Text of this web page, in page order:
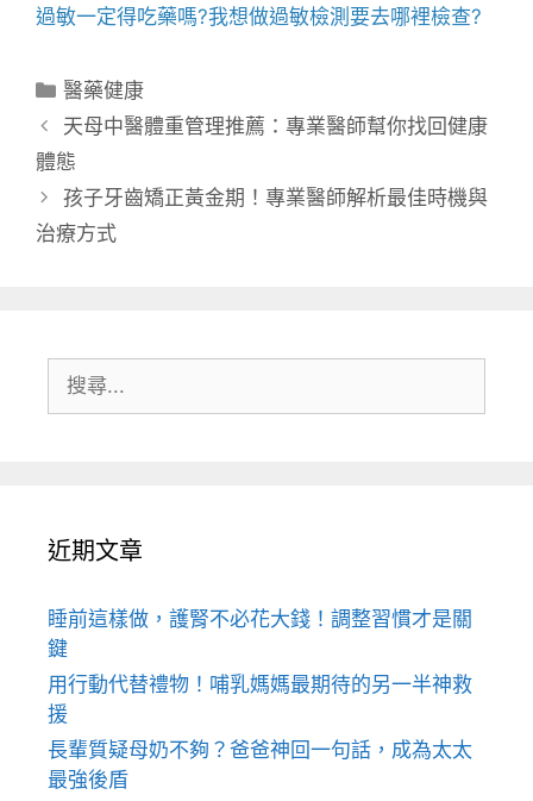
過敏一定得吃藥嗎?我想做過敏檢測 要去哪裡檢查?
分
類
醫藥健康
天母中醫體重管理推薦：專業醫師幫你找回健康
體態
孩子牙齒矯正黃金期！專業醫師解析最佳時機與
治療方式
尋:
近期文章
睡前這樣做，護腎不必花大錢！調整習慣才是關
鍵
用行動代替禮物！哺乳媽媽最期待的另一半神救
援
長輩質疑母奶不夠？爸爸神回一句話，成為太太
最強後盾